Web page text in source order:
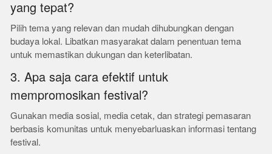
yang tepat?
Pilih tema yang relevan dan mudah dihubungkan dengan
budaya lokal. Libatkan masyarakat dalam penentuan tema
untuk memastikan dukungan dan keterlibatan.
3. Apa saja cara efektif untuk
mempromosikan festival?
Gunakan media sosial, media cetak, dan strategi pemasaran
berbasis komunitas untuk menyebarluaskan informasi tentang
festival.